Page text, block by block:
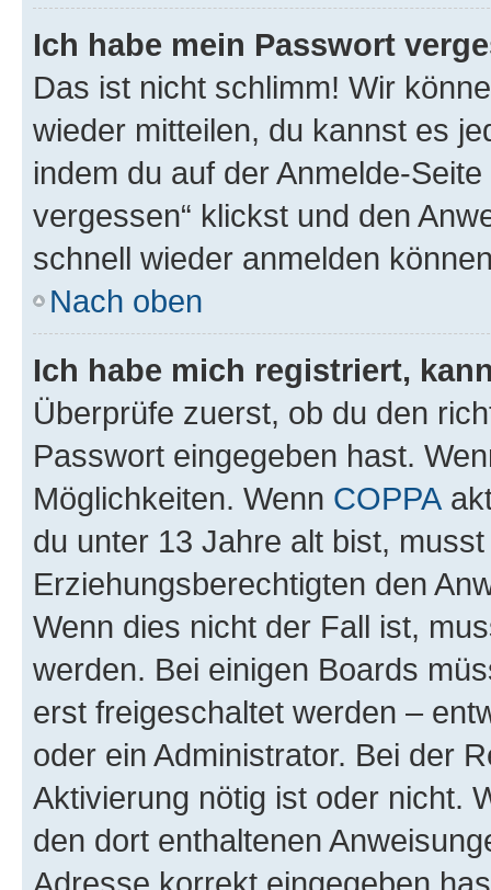
Ich habe mein Passwort
Das ist nicht schlimm! Wir
wieder mitteilen, du kannst es
indem du auf der Anmelde-
vergessen“ klickst und den
schnell wieder anmelden
Nach oben
Ich habe mich registriert,
Überprüfe zuerst, ob du den
Passwort eingegeben hast.
Möglichkeiten. Wenn COPPA
du unter 13 Jahre alt bist,
Erziehungsberechtigten den
Wenn dies nicht der Fall ist,
werden. Bei einigen Boards
erst freigeschaltet werden –
oder ein Administrator. Bei der
Aktivierung nötig ist oder nicht.
den dort enthaltenen